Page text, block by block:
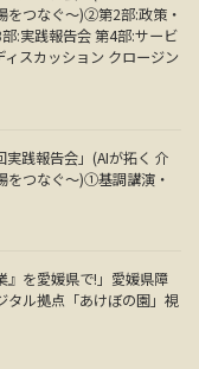
をつなぐ～)②第2部:政策・
:実践報告会 第4部:サービ
スカッション クロージン
実践報告会」(AIが拓く 介
をつなぐ～)①基調講演・
』を愛媛県で!」愛媛県障
タル拠点「あけぼの園」視